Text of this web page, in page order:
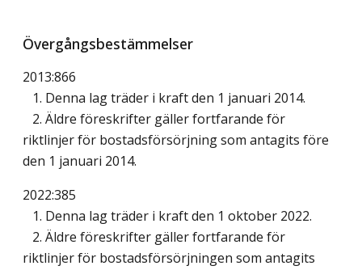
Övergångsbestämmelser
2013:866
1. Denna lag träder i kraft den 1 januari 2014.
2. Äldre föreskrifter gäller fortfarande för
riktlinjer för bostadsförsörjning som antagits före
den 1 januari 2014.
2022:385
1. Denna lag träder i kraft den 1 oktober 2022.
2. Äldre föreskrifter gäller fortfarande för
riktlinjer för bostadsförsörjningen som antagits